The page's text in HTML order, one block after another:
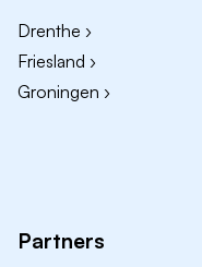
Businessplan
Ontwikkelen en
3. Continuous
Drenthe ›
Friesland ›
Groningen ›
Partners